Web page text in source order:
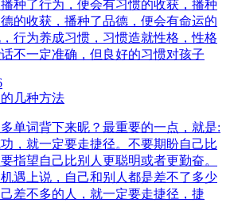
种了行为，便会有习惯的收获，播种
的收获，播种了品德，便会有命运的
行为养成习惯，习惯造就性格，性格
不一定准确，但良好的习惯对孩子
几种方法
单词背下来昵？最重要的一点，就是:
，就一定要走捷径。不要期盼自己比
指望自己比别人更聪明或者更勤奋。
遇上说，自己和别人都是差不了多少
差不多的人，就一定要走捷径，捷